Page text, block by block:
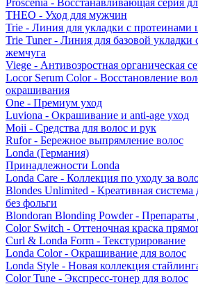
Proscenia - Восстанавливающая серия
THEO - Уход для мужчин
Trie - Линия для укладки с протеинами
Trie Tuner - Линия для базовой
жемчуга
Viege - Антивозростная органическая
Locor Serum Color - Восстановление
окрашивания
One - Премиум уход
Luviona - Окрашивание и anti-age уход
Moii - Средства для волос и рук
Rufor - Бережное выпрямление волос
Londa (Германия)
Принадлежности Londa
Londa Care - Коллекция по уходу за
Blondes Unlimited - Креативная система
без фольги
Blondoran Blonding Powder - Препараты
Color Switch - Оттеночная краска
Curl & Londa Form - Текстурирование
Londa Color - Окрашивание для волос
Londa Style - Новая коллекция
Color Tune - Экспресс-тонер для волос